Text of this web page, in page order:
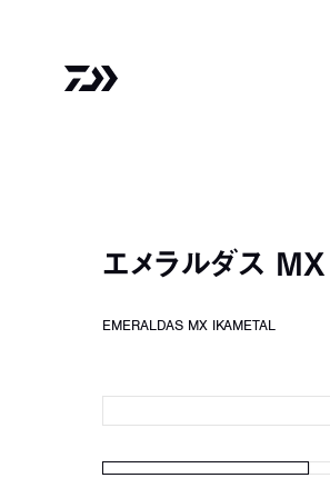
エメラルダス
EMERALDAS MX IKAMETAL